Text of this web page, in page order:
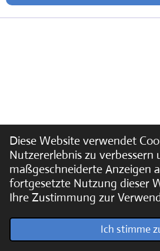
Diese Website verwendet
Nutzererlebnis zu verbessern
maßgeschneiderte Anzeigen
fortgesetzte Nutzung dieser
Ihre Zustimmung zur
Ich stimme
© 2022 - 2026 Soundpics.de